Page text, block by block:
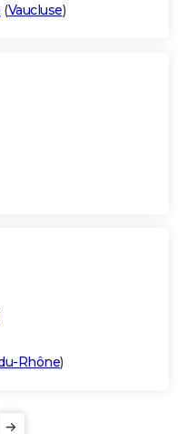
(Vaucluse)
Rhône)